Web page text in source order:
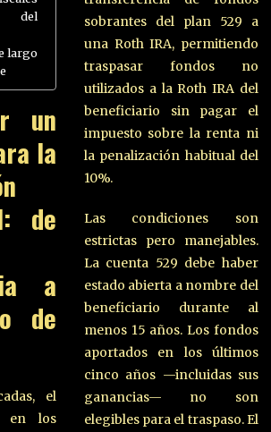
del
largo
un
la
de
a
de
el
en los
sobrantes del plan 529 a
una Roth IRA, permitiendo
traspasar fondos no
utilizados a la Roth IRA del
beneficiario sin pagar el
impuesto sobre la renta ni
la penalización habitual del
10%.
Las condiciones son
estrictas pero manejables.
La cuenta 529 debe haber
estado abierta a nombre del
beneficiario durante al
menos 15 años. Los fondos
aportados en los últimos
cinco años —incluidas sus
ganancias— no son
elegibles para el traspaso. El